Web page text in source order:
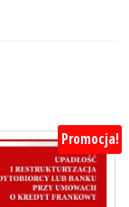
Promocja!